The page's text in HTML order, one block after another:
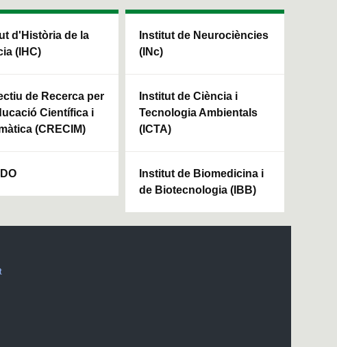
d'Història de la
(IHC)
de Recerca per
Científica i
(CRECIM)
Institut de Neurociències
(INc)
Institut de Ciència i
Tecnologia Ambientals
(ICTA)
Institut de Biomedicina i
de Biotecnologia (IBB)